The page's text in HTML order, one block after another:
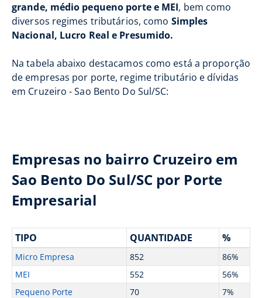
grande, médio pequeno porte e MEI, bem como
diversos regimes tributários, como Simples
Nacional, Lucro Real e Presumido.
Na tabela abaixo destacamos como está a proporção
de empresas por porte, regime tributário e dívidas
em Cruzeiro - Sao Bento Do Sul/SC:
Empresas no bairro Cruzeiro em
Sao Bento Do Sul/SC por Porte
Empresarial
TIPO QUANTIDADE %
Micro Empresa 852
86%
MEI
552
56%
Pequeno Porte
70
7%